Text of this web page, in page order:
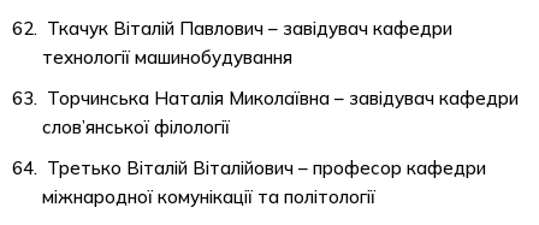
Ткачук Віталій Павлович – завідувач кафедри
технології машинобудування
Торчинська Наталія Миколаївна – завідувач кафедри
слов’янської філології
Третько Віталій Віталійович – професор кафедри
міжнародної комунікації та політології